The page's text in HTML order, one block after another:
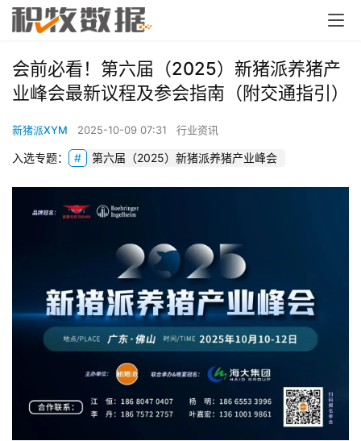
会前必看！第六届（2025）新猪派养猪产
业峰会最新议程及参会指南（附交通指引）
新猪派XYM 2025-10-09 07:31 行业资讯
入选专题： 第六届（2025）新猪派养猪产业峰会